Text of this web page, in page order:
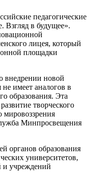
педагогические
Взгляд в будущее».
лицея, который
площадки
внедрении новой
имеет аналогов в
образования. Эта
творческого
Минпросвещения
органов образования
университетов,
и учреждений